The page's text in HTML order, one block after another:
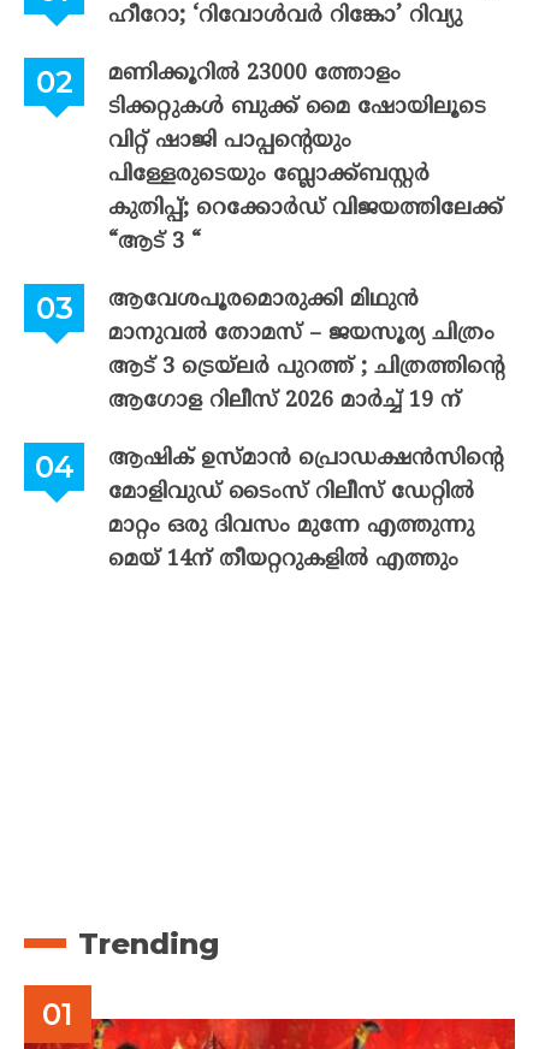
ഹീറോ; ‘റിവോൾവർ റിങ്കോ’ റിവ്യു
മണിക്കൂറിൽ 23000 ത്തോളം
ടിക്കറ്റുകൾ ബുക്ക് മൈ ഷോയിലൂടെ
വിറ്റ് ഷാജി പാപ്പന്റെയും
പിള്ളേരുടെയും ബ്ലോക്ക്ബസ്റ്റർ
കുതിപ്പ്; റെക്കോർഡ് വിജയത്തിലേക്ക്
“ആട് 3 “
ആവേശപൂരമൊരുക്കി മിഥുൻ
മാനുവൽ തോമസ് – ജയസൂര്യ ചിത്രം
ആട് 3 ട്രെയ്‌ലർ പുറത്ത് ; ചിത്രത്തിന്റെ
ആഗോള റിലീസ് 2026 മാർച്ച് 19 ന്
ആഷിക് ഉസ്മാൻ പ്രൊഡക്ഷൻസിന്റെ
മോളിവുഡ് ടൈംസ് റിലീസ് ഡേറ്റിൽ
മാറ്റം ഒരു ദിവസം മുന്നേ എത്തുന്നു
മെയ് 14ന് തീയറ്ററുകളിൽ എത്തും
Trending